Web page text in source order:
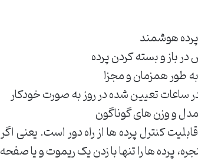
هوشمند
باز و بسته کردن پرده
طور همزمان و مجزا
ساعات تعیین شده در روز به صورت خودکار
و وزن های گوناگون
کنترل پرده ها از راه دور است.
پرده ها را تنها با زدن یک ریموت و یا